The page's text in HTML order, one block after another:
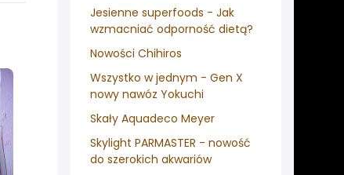
Jesienne superfoods - Jak
wzmacniać odporność dietą?
Nowości Chihiros
Wszystko w jednym - Gen X
nowy nawóz Yokuchi
Skały Aquadeco Meyer
Skylight PARMASTER - nowość
do szerokich akwariów